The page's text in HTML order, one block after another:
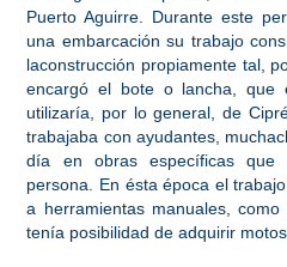
Puerto Aguirre. Durante este
una embarcación su trabajo
laconstrucción propiamente tal,
encargó el bote o lancha, que
utilizaría, por lo general, de
trabajaba con ayudantes,
día en obras específicas
persona. En ésta época el
a herramientas manuales,
tenía posibilidad de adquirir